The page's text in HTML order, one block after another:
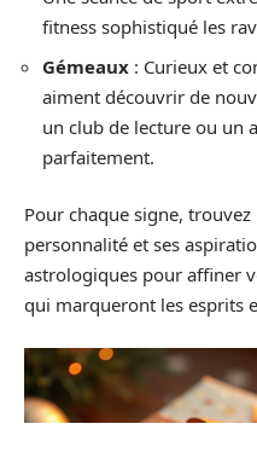
fitness sophistiqué les
Gémeaux : Curieux et
aiment découvrir de
un club de lecture ou un
parfaitement.
Pour chaque signe,
personnalité et ses
astrologiques pour affiner
qui marqueront les esprits